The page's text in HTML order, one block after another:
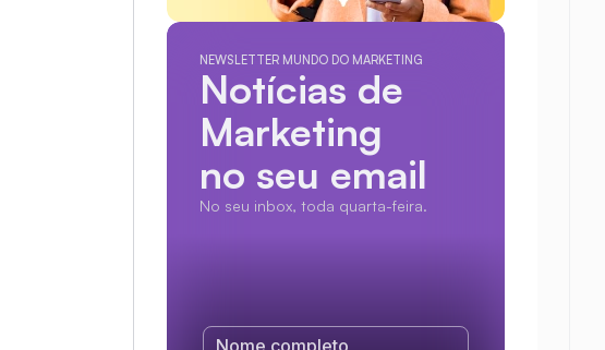
NEWSLETTER MUNDO DO MARKETING
Notícias de
Marketing
no seu email
No seu inbox, toda quarta-feira.